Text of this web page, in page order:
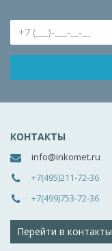
КОНТАКТЫ
info@inkomet.ru
+7(495)211-72-36
+7(499)753-72-36
Перейти в контакты